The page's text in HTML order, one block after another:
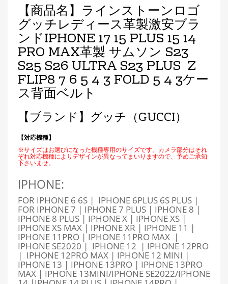
【商品名】ラインストーンロゴ
グッチレディース革製激安ブラ
ンドIPHONE 17 15 PLUS 15 14
PRO MAX革製 サムソン S23
S25 S26 ULTRA S23 PLUS Z
FLIP8 7 6 5 4 3 FOLD 5 4 3ケー
ス背面ベルト
【ブランド】グッチ（GUCCI）
【対応機種】
※サイズはお選びになった機種専用のサイズです。カメラ部分はそれ
ぞれ対応機種によりデザインが異なってまいりますので、予めご承知
下さいませ。
IPHONE:
FOR IPHONE 6 6S | IPHONE 6PLUS 6S PLUS |
FOR IPHONE 7 | IPHONE 7 PLUS | IPHONE 8 |
IPHONE 8 PLUS | IPHONE X | IPHONE XS |
IPHONE XS MAX | IPHONE XR | IPHONE 11 |
IPHONE 11PRO | IPHONE 11PRO MAX |
IPHONE SE2020 | IPHONE 12 | IPHONE 12PRO
| IPHONE 12PRO MAX | IPHONE 12 MINI |
IPHONE 13 | IPHONE 13PRO | IPHONE 13PRO
MAX | IPHONE 13MINI/IPHONE SE2022/IPHONE